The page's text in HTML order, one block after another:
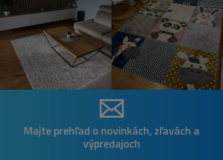
Majte prehľad o novinkách, zľavách a
výpredajoch